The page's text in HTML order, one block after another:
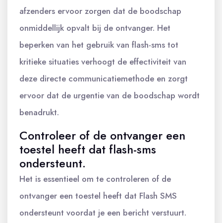
afzenders ervoor zorgen dat de boodschap
onmiddellijk opvalt bij de ontvanger. Het
beperken van het gebruik van flash-sms tot
kritieke situaties verhoogt de effectiviteit van
deze directe communicatiemethode en zorgt
ervoor dat de urgentie van de boodschap wordt
benadrukt.
Controleer of de ontvanger een
toestel heeft dat flash-sms
ondersteunt.
Het is essentieel om te controleren of de
ontvanger een toestel heeft dat Flash SMS
ondersteunt voordat je een bericht verstuurt.